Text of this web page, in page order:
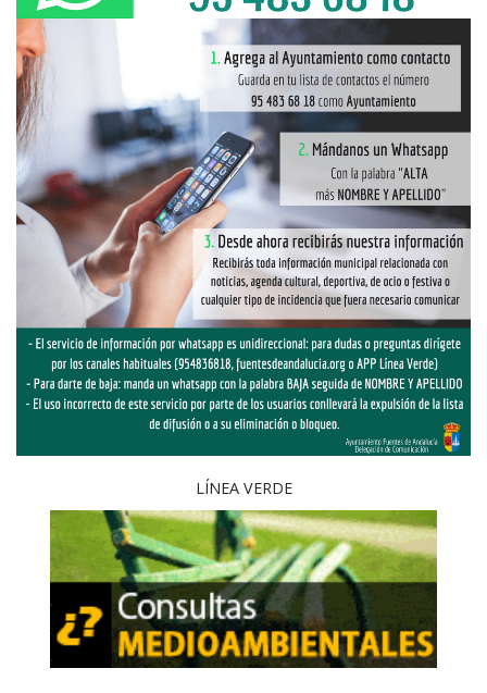
LÍNEA VERDE